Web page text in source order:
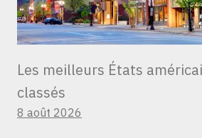
Les meilleurs États
classés
8 août 2026